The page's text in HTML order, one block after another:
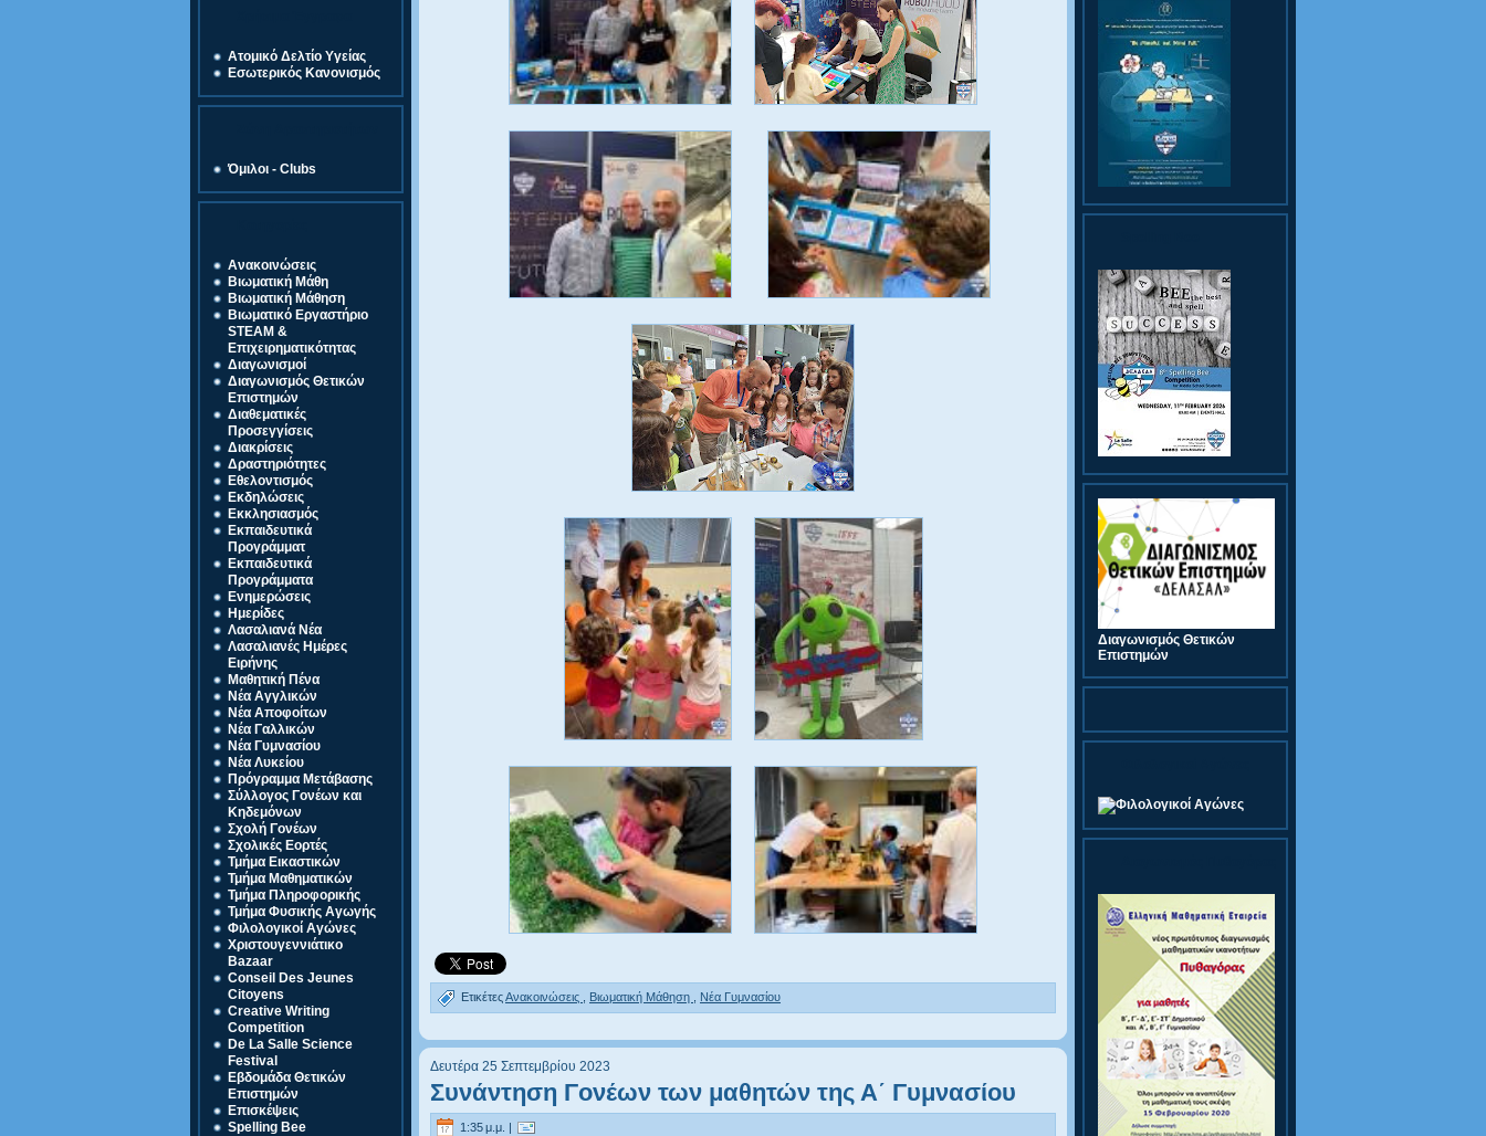
Ατομικό Δελτίο Υγείας
Εσωτερικός Κανονισμός
Όμιλοι - Clubs
Ανακοινώσεις
Βιωματική Μάθη
Βιωματική Μάθηση
Βιωματικό Εργαστήριο
STEAM &
Επιχειρηματικότητας
Διαγωνισμοί
Διαγωνισμός Θετικών
Επιστημών
Διαθεματικές
Προσεγγίσεις
Διακρίσεις
Δραστηριότητες
Εθελοντισμός
Εκδηλώσεις
Εκκλησιασμός
Εκπαιδευτικά
Προγράμματ
Εκπαιδευτικά
Προγράμματα
Ενημερώσεις
Ημερίδες
Λασαλιανά Νέα
Λασαλιανές Ημέρες
Ειρήνης
Μαθητική Πένα
Νέα Αγγλικών
Νέα Αποφοίτων
Νέα Γαλλικών
Νέα Γυμνασίου
Νέα Λυκείου
Πρόγραμμα Μετάβασης
Σύλλογος Γονέων και
Κηδεμόνων
Σχολή Γονέων
Σχολικές Εορτές
Τμήμα Εικαστικών
Τμήμα Μαθηματικών
Τμήμα Πληροφορικής
Τμήμα Φυσικής Αγωγής
Φιλολογικοί Αγώνες
Χριστουγεννιάτικο
Bazaar
Conseil Des Jeunes
Citoyens
Creative Writing
Competition
De La Salle Science
Festival
Eβδομάδα Θετικών
Επιστημών
Eπισκέψεις
Spelling Bee
ΕτικέτεςΑνακοινώσεις Βιωματική Μάθηση Νέα Γυμνασίου
Δευτέρα 25 Σεπτεμβρίου 2023
Συνάντηση Γονέων των μαθητών της Α΄ Γυμνασίου
1:35 μ.μ. |
Διαγωνισμός Θετικών
Επιστημών